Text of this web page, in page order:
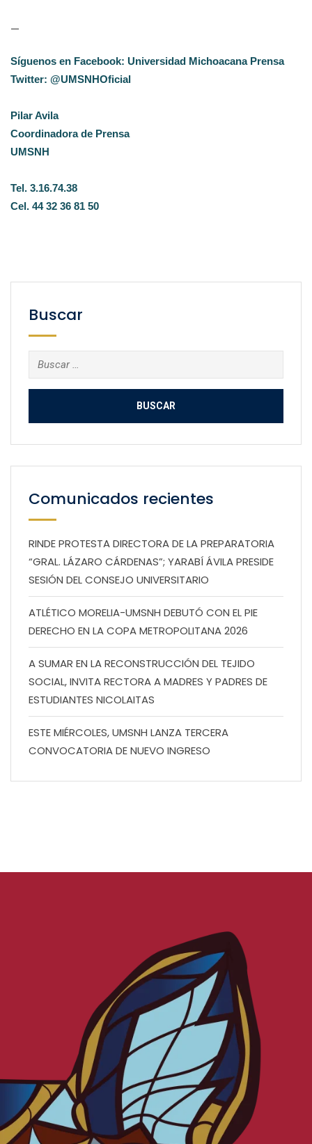
—
Síguenos en Facebook: Universidad Michoacana Prensa
Twitter: @UMSNHOficial
Pilar Avila
Coordinadora de Prensa
UMSNH
Tel. 3.16.74.38
Cel. 44 32 36 81 50
Buscar
Buscar:
Comunicados recientes
RINDE PROTESTA DIRECTORA DE LA PREPARATORIA
“GRAL. LÁZARO CÁRDENAS”; YARABÍ ÁVILA PRESIDE
SESIÓN DEL CONSEJO UNIVERSITARIO
ATLÉTICO MORELIA-UMSNH DEBUTÓ CON EL PIE
DERECHO EN LA COPA METROPOLITANA 2026
A SUMAR EN LA RECONSTRUCCIÓN DEL TEJIDO
SOCIAL, INVITA RECTORA A MADRES Y PADRES DE
ESTUDIANTES NICOLAITAS
ESTE MIÉRCOLES, UMSNH LANZA TERCERA
CONVOCATORIA DE NUEVO INGRESO